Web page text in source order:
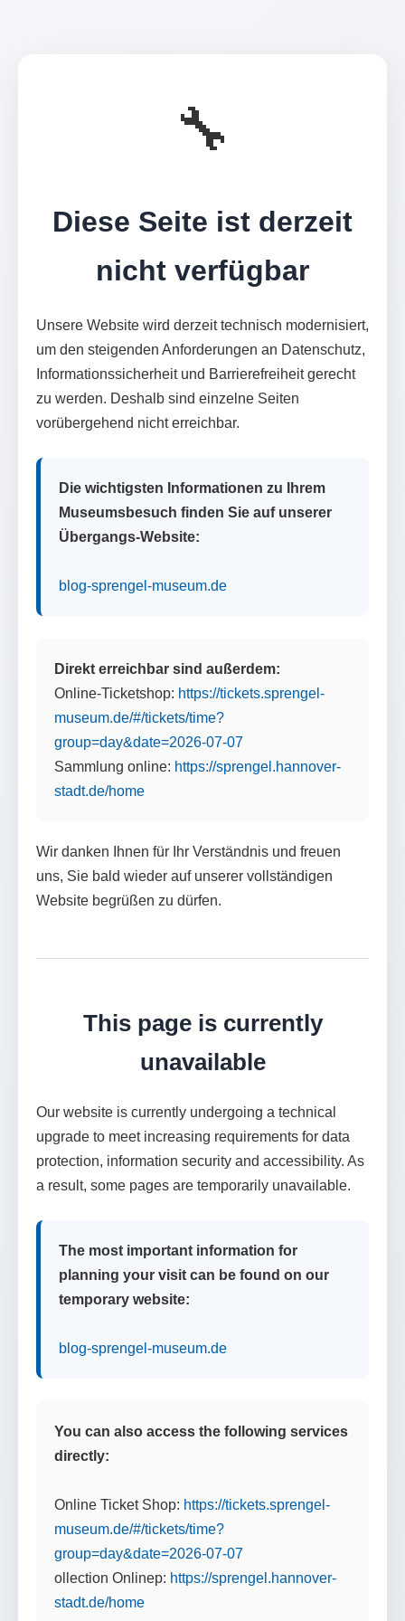
🔧
Diese Seite ist derzeit
nicht verfügbar
Unsere Website wird derzeit technisch modernisiert,
um den steigenden Anforderungen an Datenschutz,
Informationssicherheit und Barrierefreiheit gerecht
zu werden. Deshalb sind einzelne Seiten
vorübergehend nicht erreichbar.
Die wichtigsten Informationen zu Ihrem
Museumsbesuch finden Sie auf unserer
Übergangs-Website:
blog-sprengel-museum.de
Direkt erreichbar sind außerdem:
Online-Ticketshop: https://tickets.sprengel-
museum.de/#/tickets/time?
group=day&date=2026-07-07
Sammlung online: https://sprengel.hannover-
stadt.de/home
Wir danken Ihnen für Ihr Verständnis und freuen
uns, Sie bald wieder auf unserer vollständigen
Website begrüßen zu dürfen.
This page is currently
unavailable
Our website is currently undergoing a technical
upgrade to meet increasing requirements for data
protection, information security and accessibility. As
a result, some pages are temporarily unavailable.
The most important information for
planning your visit can be found on our
temporary website:
blog-sprengel-museum.de
You can also access the following services
directly:
Online Ticket Shop: https://tickets.sprengel-
museum.de/#/tickets/time?
group=day&date=2026-07-07
ollection Onlinep: https://sprengel.hannover-
stadt.de/home